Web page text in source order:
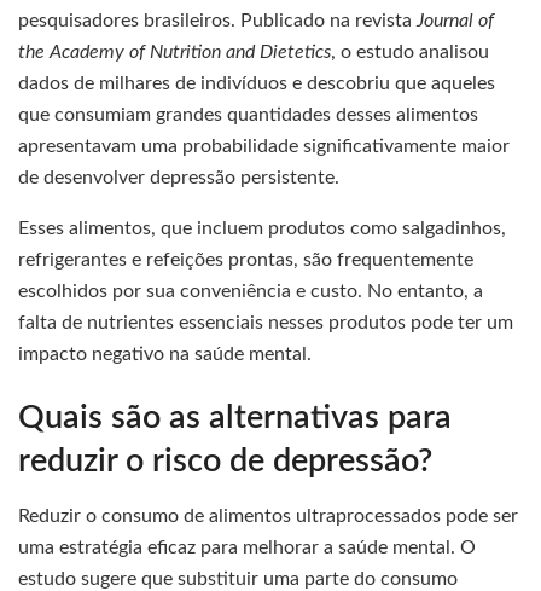
pesquisadores brasileiros. Publicado na revista Journal of
the Academy of Nutrition and Dietetics, o estudo analisou
dados de milhares de indivíduos e descobriu que aqueles
que consumiam grandes quantidades desses alimentos
apresentavam uma probabilidade significativamente maior
de desenvolver depressão persistente.
Esses alimentos, que incluem produtos como salgadinhos,
refrigerantes e refeições prontas, são frequentemente
escolhidos por sua conveniência e custo. No entanto, a
falta de nutrientes essenciais nesses produtos pode ter um
impacto negativo na saúde mental.
Quais são as alternativas para
reduzir o risco de depressão?
Reduzir o consumo de alimentos ultraprocessados pode ser
uma estratégia eficaz para melhorar a saúde mental. O
estudo sugere que substituir uma parte do consumo